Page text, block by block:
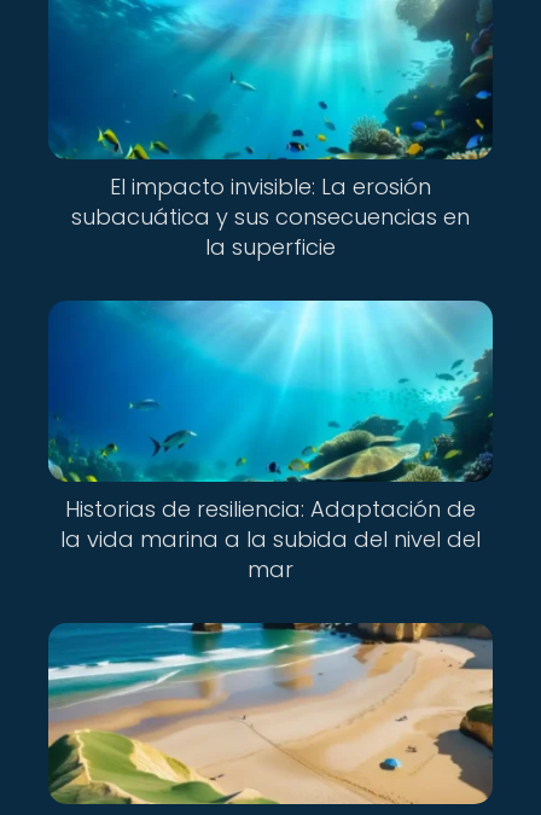
El impacto invisible: La erosión
subacuática y sus consecuencias en
la superficie
Historias de resiliencia: Adaptación de
la vida marina a la subida del nivel del
mar